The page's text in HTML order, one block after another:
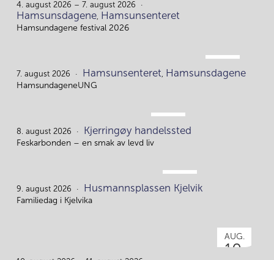
4. august 2026 – 7. august 2026
Hamsunsdagene, Hamsunsenteret
Hamsundagene festival 2026
7.
7. august 2026 Hamsunsenteret, Hamsunsdagene
HamsundageneUNG
8.
8. august 2026 Kjerringøy handelssted
Feskarbonden – en smak av levd liv
9.
9. august 2026 Husmannsplassen Kjelvik
Familiedag i Kjelvika
AUG.
10.